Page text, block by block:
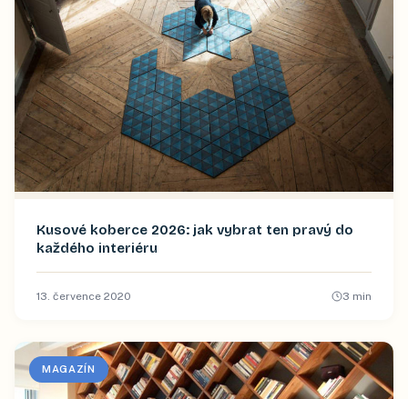
Kusové koberce 2026: jak vybrat ten pravý do
každého interiéru
13. července 2020 3 min
MAGAZÍN